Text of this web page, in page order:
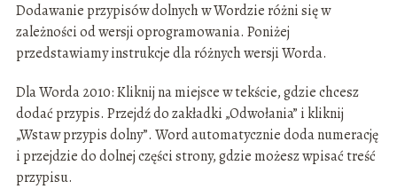
Dodawanie przypisów dolnych w Wordzie różni się w
zależności od wersji oprogramowania. Poniżej
przedstawiamy instrukcje dla różnych wersji Worda.
Dla Worda 2010: Kliknij na miejsce w tekście, gdzie chcesz
dodać przypis. Przejdź do zakładki „Odwołania” i kliknij
„Wstaw przypis dolny”. Word automatycznie doda numerację
i przejdzie do dolnej części strony, gdzie możesz wpisać treść
przypisu.